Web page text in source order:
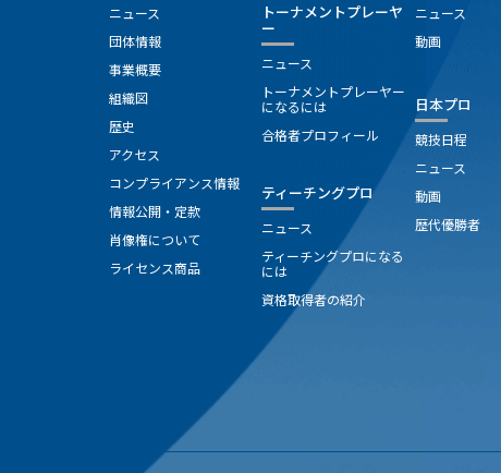
ニュース
団体情報
事業概要
組織図
歴史
アクセス
コンプライアンス情報
情報公開・定款
肖像権について
ライセンス商品
トーナメントプレーヤ
ー
ニュース
トーナメントプレーヤー
になるには
合格者プロフィール
ティーチングプロ
ニュース
ティーチングプロになる
には
資格取得者の紹介
ニュース
動画
日本プロ
競技日程
ニュース
動画
歴代優勝者